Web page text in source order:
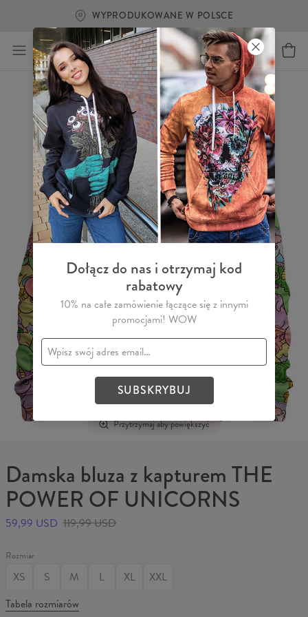
WYPRODUKOWANE W POLSCE
Przytrzymaj aby powiększyć
Damska bluza z kapturem THE
POWER OF UNICORNS
59,99 USD 119,99 USD
Rozmiar
XS S M L XL
XXL
Tabela rozmiarów
Dołącz do nas i otrzymaj kod
rabatowy
10% na całe zamówienie łączące się z innymi
promocjami! WOW
SUBSKRYBUJ